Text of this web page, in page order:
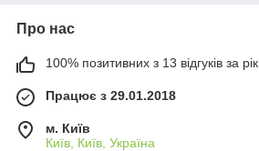
Про нас
100% позитивних з 13 відгуків за рік
Працює з 29.01.2018
м. Київ
Київ, Київ, Україна